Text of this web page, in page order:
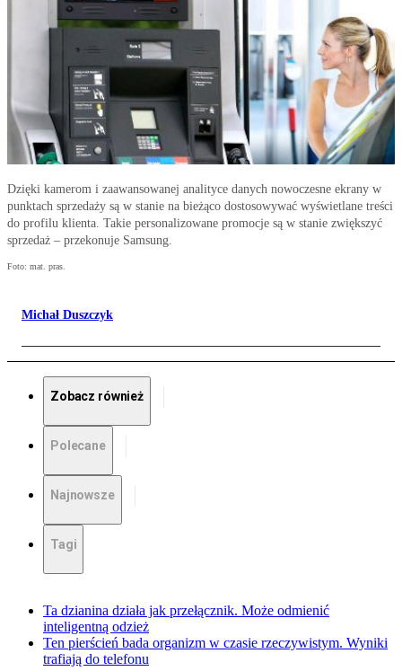
Dzięki kamerom i zaawansowanej analityce danych nowoczesne ekrany w
punktach sprzedaży są w stanie na bieżąco dostosowywać wyświetlane treści
do profilu klienta. Takie personalizowane promocje są w stanie zwiększyć
sprzedaż – przekonuje Samsung.
Foto: mat. pras.
Michał Duszczyk
Zobacz również
Polecane
Najnowsze
Tagi
Ta dzianina działa jak przełącznik. Może odmienić
inteligentną odzież
Ten pierścień bada organizm w czasie rzeczywistym. Wyniki
trafiają do telefonu